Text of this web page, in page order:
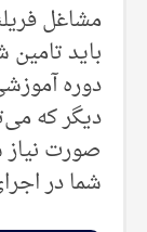
مشاغل
باید
دوره
دیگر که
صورت نیاز
شما در